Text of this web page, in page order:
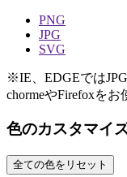
PNG
JPG
SVG
※IE、EDGEでは
chormeやFirefoxをお
色のカスタマイ
全ての色をリセット